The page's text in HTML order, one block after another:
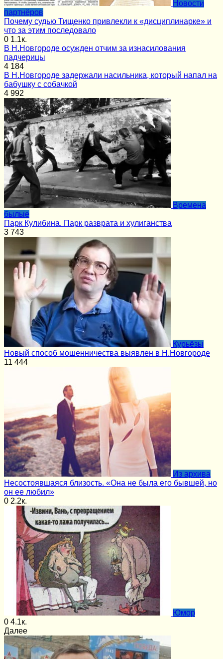
Новости
партнёров
Почему судью Тищенко привлекли к «дисциплинарке» и
что за этим последовало
0 1.1к.
В Н.Новгороде осужден отчим за изнасилования
падчерицы
4 184
В Н.Новгороде задержали насильника, который напал на
бабушку с собачкой
4 992
Времена
былые
Парк Кулибина. Парк разврата и хулиганства
3 743
Курьёзы
Новый способ мошенничества выявлен в Н.Новгороде
11 444
Из архива
Несостоявшаяся близость. «Она не была его бывшей, но
он ее любил»
0 2.2к.
Юмор
0 4.1к.
Далее